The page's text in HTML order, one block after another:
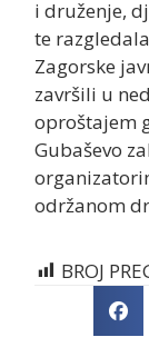
i druženje,
te
Zagorske
završili u
oproštajem
Gubaševo
održanom
BROJ